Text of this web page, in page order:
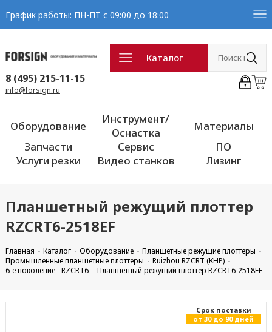
График работы: ПН-ПТ с 09:00 до 18:00
Каталог
8 (495) 215-11-15
info@forsign.ru
Оборудование
Инструмент/
Оснастка
Материалы
Запчасти
Сервис
ПО
Услуги резки
Видео станков Лизинг
Планшетный режущий плоттер
RZCRT6-2518EF
Главная Каталог Оборудование
Планшетные режущие плоттеры
Промышленные планшетные плоттеры
Ruizhou RZCRT (КНР)
6-е поколение - RZCRT6
Планшетный режущий плоттер RZCRT6-2518EF
Cрок поставки
от 30 до 90 дней